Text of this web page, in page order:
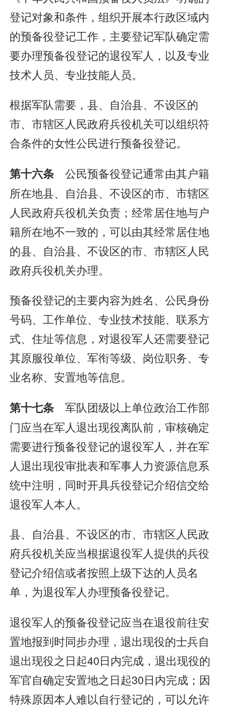
登记对象和条件，组织开展本行政区域内
的预备役登记工作，主要登记军队确定需
要办理预备役登记的退役军人，以及专业
技术人员、专业技能人员。
根据军队需要，县、自治县、不设区的
市、市辖区人民政府兵役机关可以组织符
合条件的女性公民进行预备役登记。
第十六条公民预备役登记通常由其户籍
所在地县、自治县、不设区的市、市辖区
人民政府兵役机关负责；经常居住地与户
籍所在地不一致的，可以由其经常居住地
的县、自治县、不设区的市、市辖区人民
政府兵役机关办理。
预备役登记的主要内容为姓名、公民身份
号码、工作单位、专业技术技能、联系方
式、住址等信息，对退役军人还需要登记
其原服役单位、军衔等级、岗位职务、专
业名称、安置地等信息。
第十七条军队团级以上单位政治工作部
门应当在军人退出现役离队前，审核确定
需要进行预备役登记的退役军人，并在军
人退出现役审批表和军事人力资源信息系
统中注明，同时开具兵役登记介绍信交给
退役军人本人。
县、自治县、不设区的市、市辖区人民政
府兵役机关应当根据退役军人提供的兵役
登记介绍信或者按照上级下达的人员名
单，为退役军人办理预备役登记。
退役军人的预备役登记应当在退役前往安
置地报到时同步办理，退出现役的士兵自
退出现役之日起40日内完成，退出现役的
军官自确定安置地之日起30日内完成；因
特殊原因本人难以自行登记的，可以允许